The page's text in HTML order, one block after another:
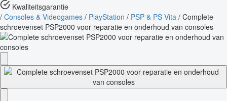
Kwaliteitsgarantie
/ Consoles & Videogames / PlayStation / PSP & PS Vita / Complete
schroevenset PSP2000 voor reparatie en onderhoud van consoles